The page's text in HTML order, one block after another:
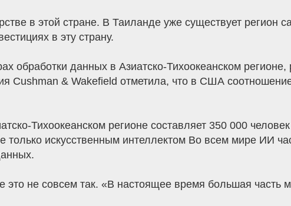
в этой стране. В Таиланде уже существует регион
в эту страну.
обработки данных в Азиатско-Тихоокеанском регионе,
Cushman & Wakefield отметила, что в США
Тихоокеанском регионе составляет 350 000
только искусственным интеллектом Во всем мире ИИ
это не совсем так. «В настоящее время большая часть